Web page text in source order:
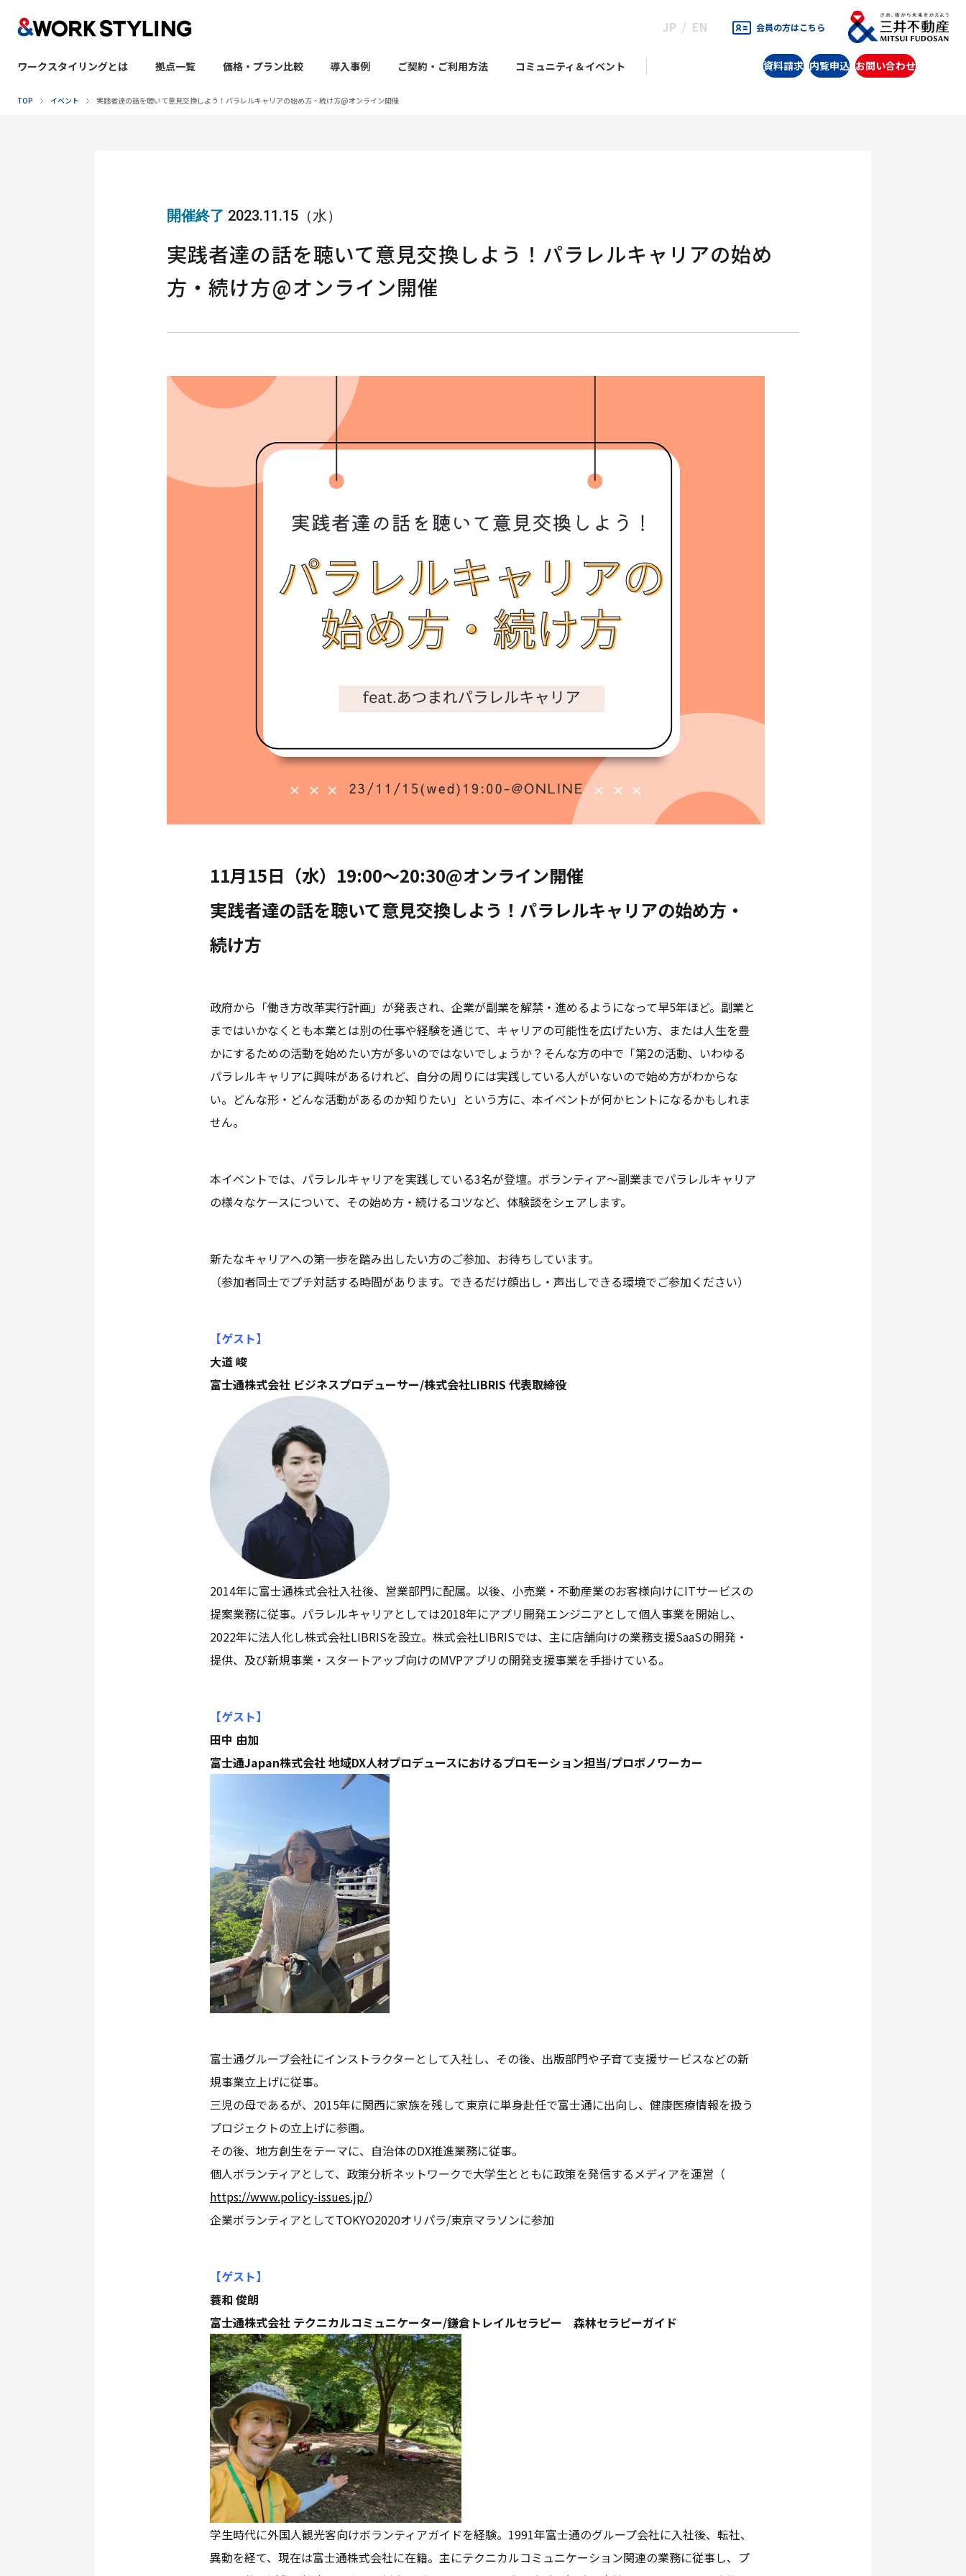
JP EN 会員の方はこちら
ワークスタイリングとは 拠点一覧 価格・プラン比較 導入事例 ご契約・ご利用方法 コミュニティ＆イベント 資料請求 内覧申込 お問い合わせ
TOP イベント 実践者達の話を聴いて意見交換しよう！パラレルキャリアの始め方・続け方@オンライン開催
開催終了 2023.11.15（水）
実践者達の話を聴いて意見交換しよう！パラレルキャリアの始め
方・続け方@オンライン開催
11月15日（水）19:00〜20:30@オンライン開催
実践者達の話を聴いて意見交換しよう！パラレルキャリアの始め方・
続け方
政府から「働き方改革実行計画」が発表され、企業が副業を解禁・進めるようになって早5年ほど。副業と
まではいかなくとも本業とは別の仕事や経験を通じて、キャリアの可能性を広げたい方、または人生を豊
かにするための活動を始めたい方が多いのではないでしょうか？そんな方の中で「第2の活動、いわゆる
パラレルキャリアに興味があるけれど、自分の周りには実践している人がいないので始め方がわからな
い。どんな形・どんな活動があるのか知りたい」という方に、本イベントが何かヒントになるかもしれま
せん。
本イベントでは、パラレルキャリアを実践している3名が登壇。ボランティア〜副業までパラレルキャリア
の様々なケースについて、その始め方・続けるコツなど、体験談をシェアします。
新たなキャリアへの第一歩を踏み出したい方のご参加、お待ちしています。
（参加者同士でプチ対話する時間があります。できるだけ顔出し・声出しできる環境でご参加ください）
【ゲスト】
大道 峻
富士通株式会社 ビジネスプロデューサー/株式会社LIBRIS 代表取締役
2014年に富士通株式会社入社後、営業部門に配属。以後、小売業・不動産業のお客様向けにITサービスの
提案業務に従事。パラレルキャリアとしては2018年にアプリ開発エンジニアとして個人事業を開始し、
2022年に法人化し株式会社LIBRISを設立。株式会社LIBRISでは、主に店舗向けの業務支援SaaSの開発・
提供、及び新規事業・スタートアップ向けのMVPアプリの開発支援事業を手掛けている。
【ゲスト】
田中 由加
富士通Japan株式会社 地域DX人材プロデュースにおけるプロモーション担当/プロボノワーカー
富士通グループ会社にインストラクターとして入社し、その後、出版部門や子育て支援サービスなどの新
規事業立上げに従事。
三児の母であるが、2015年に関西に家族を残して東京に単身赴任で富士通に出向し、健康医療情報を扱う
プロジェクトの立上げに参画。
その後、地方創生をテーマに、自治体のDX推進業務に従事。
個人ボランティアとして、政策分析ネットワークで大学生とともに政策を発信するメディアを運営（
https://www.policy-issues.jp/）
企業ボランティアとしてTOKYO2020オリパラ/東京マラソンに参加
【ゲスト】
蓑和 俊朗
富士通株式会社 テクニカルコミュニケーター/鎌倉トレイルセラピー 森林セラピーガイド
学生時代に外国人観光客向けボランティアガイドを経験。1991年富士通のグループ会社に入社後、転社、
異動を経て、現在は富士通株式会社に在籍。主にテクニカルコミュニケーション関連の業務に従事し、プ